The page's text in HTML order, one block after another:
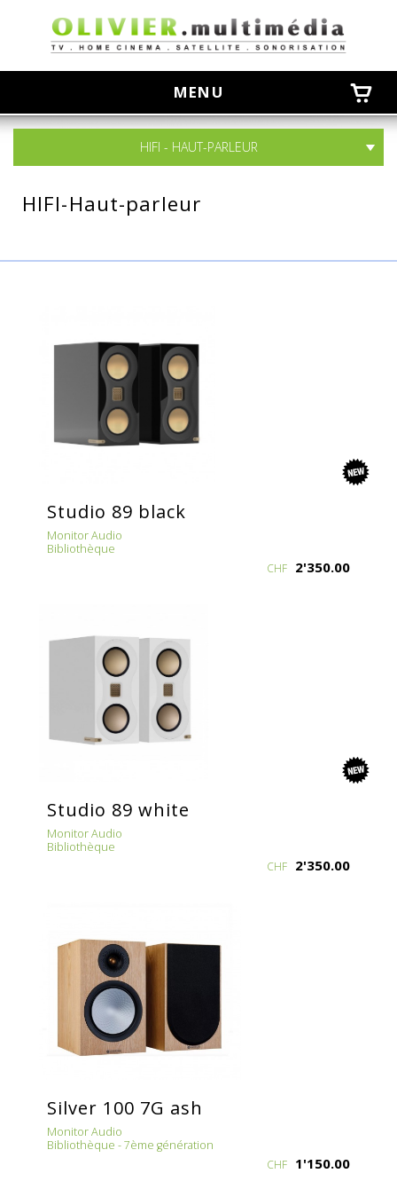
MENU
HIFI - HAUT-PARLEUR
HIFI-Haut-parleur
Studio 89 black
Monitor Audio
Bibliothèque
CHF 2'350.00
Studio 89 white
Monitor Audio
Bibliothèque
CHF 2'350.00
Silver 100 7G ash
Monitor Audio
Bibliothèque - 7ème génération
CHF 1'150.00